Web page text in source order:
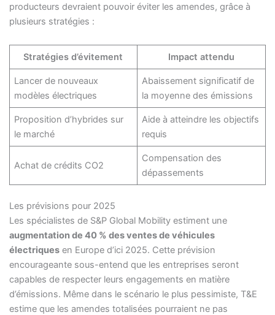
producteurs devraient pouvoir éviter les amendes, grâce à
plusieurs stratégies :
Stratégies d’évitement Impact attendu
Lancer de nouveaux
modèles électriques
Abaissement significatif de
la moyenne des émissions
Proposition d’hybrides sur
le marché
Aide à atteindre les objectifs
requis
Achat de crédits CO2
Compensation des
dépassements
Les prévisions pour 2025
Les spécialistes de S&P Global Mobility estiment une
augmentation de 40 % des ventes de véhicules
électriquesen Europe d’ici 2025. Cette prévision
encourageante sous-entend que les entreprises seront
capables de respecter leurs engagements en matière
d’émissions. Même dans le scénario le plus pessimiste, T&E
estime que les amendes totalisées pourraient ne pas